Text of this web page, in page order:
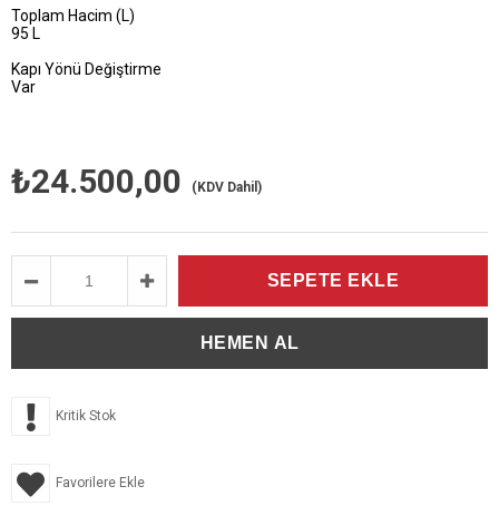
Toplam Hacim (L)
95 L
Kapı Yönü Değiştirme
Var
₺24.500,00 (KDV Dahil)
Kritik Stok
Favorilere Ekle